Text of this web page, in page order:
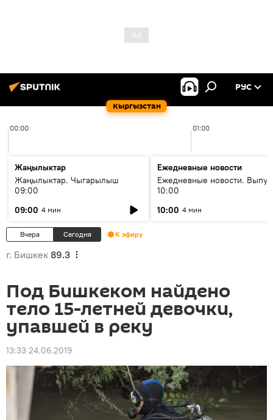
Кыргызстан
РУС
00:00 01:00
Жаңылыктар
Жаңылыктар. Чыгарылыш
09:00
09:00 4 мин
Ежедневные новости
Ежедневные новости.
10:00
10:00 4 мин
Вчера Сегодня К эфиру
г. Бишкек 89.3
Под Бишкеком найдено
тело 15-летней девочки,
упавшей в реку
13:33 24.06.2019